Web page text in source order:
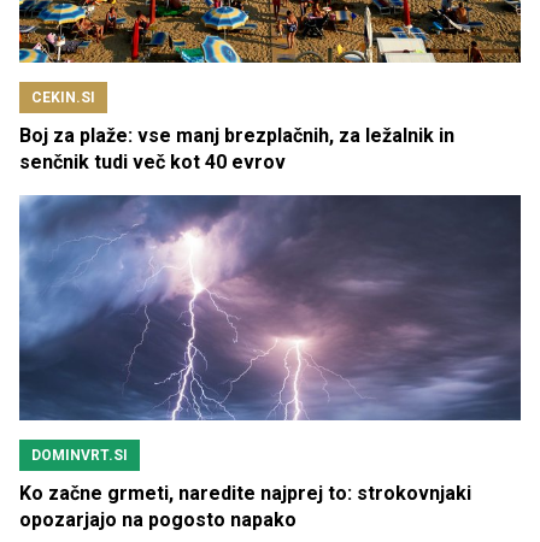
CEKIN.SI
Boj za plaže: vse manj brezplačnih, za ležalnik in
senčnik tudi več kot 40 evrov
DOMINVRT.SI
Ko začne grmeti, naredite najprej to: strokovnjaki
opozarjajo na pogosto napako